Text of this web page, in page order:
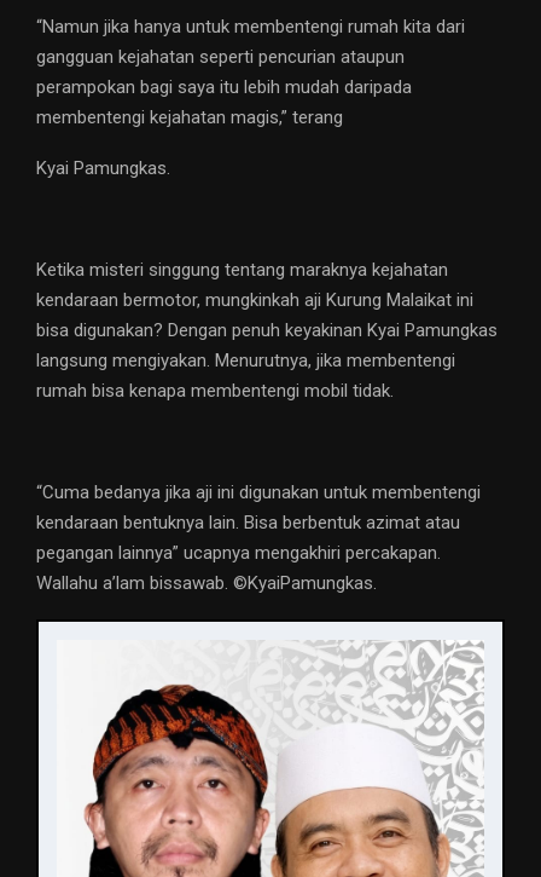
“Namun jika hanya untuk membentengi rumah kita dari
gangguan kejahatan seperti pencurian ataupun
perampokan bagi saya itu lebih mudah daripada
membentengi kejahatan magis,” terang
Kyai Pamungkas.
Ketika misteri singgung tentang maraknya kejahatan
kendaraan bermotor, mungkinkah aji Kurung Malaikat ini
bisa digunakan? Dengan penuh keyakinan Kyai Pamungkas
langsung mengiyakan. Menurutnya, jika membentengi
rumah bisa kenapa membentengi mobil tidak.
“Cuma bedanya jika aji ini digunakan untuk membentengi
kendaraan bentuknya lain. Bisa berbentuk azimat atau
pegangan lainnya” ucapnya mengakhiri percakapan.
Wallahu a’lam bissawab. ©️KyaiPamungkas.